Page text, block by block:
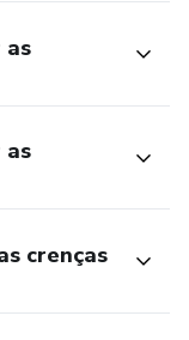
as
as
crenças